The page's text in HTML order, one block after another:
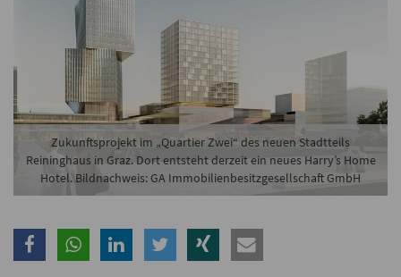
Zukunftsprojekt im „Quartier Zwei“ des neuen Stadtteils
Reininghaus in Graz. Dort entsteht derzeit ein neues Harry’s Home
Hotel. Bildnachweis: GA Immobilienbesitzgesellschaft GmbH
Tageskarte-Newsletter (gegen 8.30 Uhr)
Ich habe dieDatenschutzerklärung
zur Kenntnis
genommen.
Anmelden Danke, heute nicht